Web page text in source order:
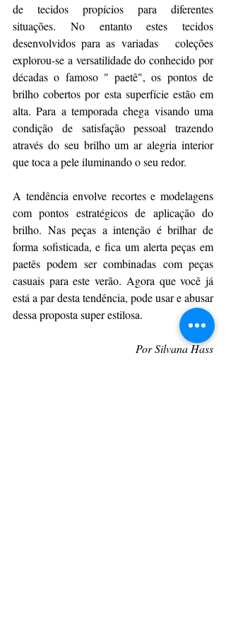
de tecidos propícios para diferentes
situações. No entanto estes tecidos
desenvolvidos para as variadas   coleções
explorou-se a versatilidade do conhecido por
décadas o famoso " paetê", os pontos de
brilho cobertos por esta superfície estão em
alta. Para a temporada chega visando uma
condição de satisfação pessoal trazendo
através do seu brilho um ar alegria interior
que toca a pele iluminando o seu redor.
A tendência envolve recortes e modelagens
com pontos estratégicos de aplicação do
brilho. Nas peças a intenção é brilhar de
forma sofisticada, e fica um alerta peças em
paetês podem ser combinadas com peças
casuais para este verão. Agora que você já
está a par desta tendência, pode usar e abusar
dessa proposta super estilosa.
Por Silvana Hass